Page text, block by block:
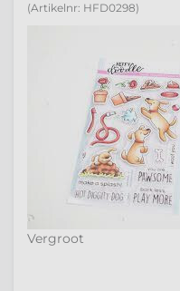
(Artikelnr: HFD0298)
Vergroot